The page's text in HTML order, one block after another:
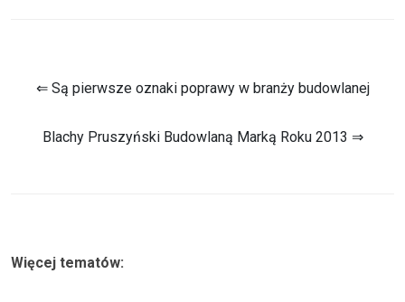
⇐ Są pierwsze oznaki poprawy w branży budowlanej
Blachy Pruszyński Budowlaną Marką Roku 2013 ⇒
Więcej tematów: